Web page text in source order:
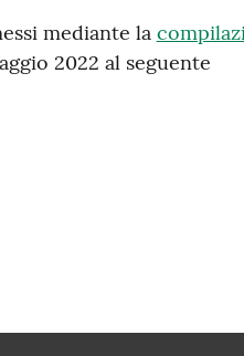
mediante la
2022 al seguente